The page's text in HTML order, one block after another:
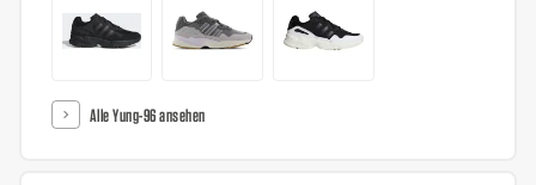
Alle Yung-96 ansehen